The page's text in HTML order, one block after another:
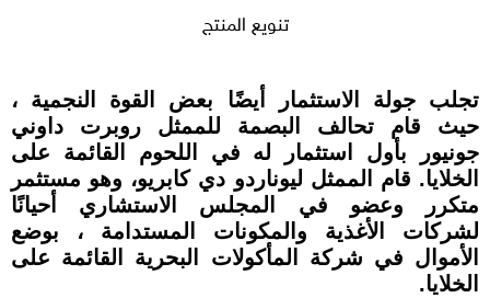
تنويع المنتج
تجلب جولة الاستثمار أيضًا بعض القوة النجمية ،
حيث قام تحالف البصمة للممثل روبرت داوني
جونيور بأول استثمار له في اللحوم القائمة على
الخلايا. قام الممثل ليوناردو دي كابريو، وهو مستثمر
متكرر وعضو في المجلس الاستشاري أحيانًا
لشركات الأغذية والمكونات المستدامة ، بوضع
الأموال في شركة المأكولات البحرية القائمة على
الخلايا.